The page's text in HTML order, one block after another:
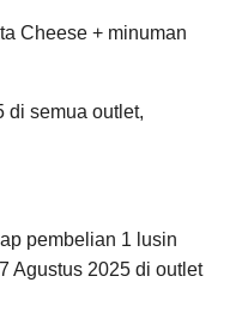
Cheese + minuman
di semua outlet,
pembelian 1 lusin
Agustus 2025 di outlet